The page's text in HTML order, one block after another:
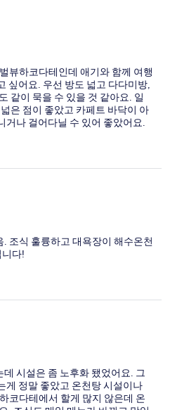
뷰하코다테인데 애기와 함께 여행
싶어요. 우선 방도 넓고 다다미방,
같이 묵을 수 있을 것 같아요. 일
은 점이 좋았고 카페트 바닥이 아
거나 걸어다닐 수 있어 좋았어요.
조식 훌륭하고 대욕장이 해수온천
다!
시설은 좀 노후화 됐었어요. 그
게 정말 좋았고 온천탕 시설이나
코다테에서 할게 많지 않은데 온